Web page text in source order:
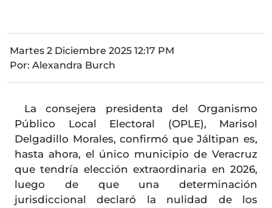
Martes 2 Diciembre 2025 12:17 PM
Por: Alexandra Burch
La consejera presidenta del Organismo
Público Local Electoral (OPLE), Marisol
Delgadillo Morales, confirmó que Jáltipan es,
hasta ahora, el único municipio de Veracruz
que tendría elección extraordinaria en 2026,
luego de que una determinación
jurisdiccional declaró la nulidad de los